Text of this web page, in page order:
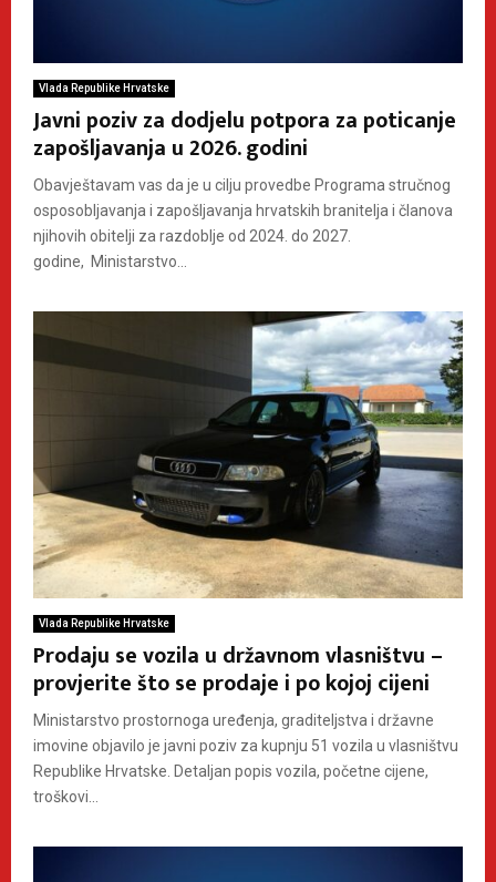
Vlada Republike Hrvatske
Javni poziv za dodjelu potpora za poticanje
zapošljavanja u 2026. godini
Obavještavam vas da je u cilju provedbe Programa stručnog
osposobljavanja i zapošljavanja hrvatskih branitelja i članova
njihovih obitelji za razdoblje od 2024. do 2027.
godine, Ministarstvo...
Vlada Republike Hrvatske
Prodaju se vozila u državnom vlasništvu –
provjerite što se prodaje i po kojoj cijeni
Ministarstvo prostornoga uređenja, graditeljstva i državne
imovine objavilo je javni poziv za kupnju 51 vozila u vlasništvu
Republike Hrvatske. Detaljan popis vozila, početne cijene,
troškovi...